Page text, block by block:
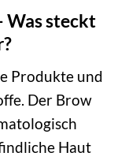
Was steckt
Produkte und
Der Brow
Haut